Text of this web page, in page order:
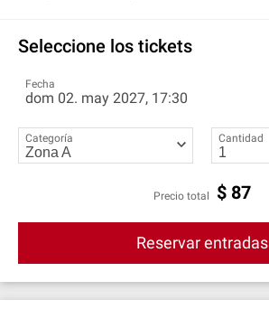
Seleccione los tickets
Fecha
dom 02. may 2027, 17:30
Categoría Cantidad
Precio total $ 87
Reservar entradas